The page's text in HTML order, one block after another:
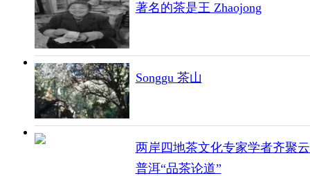
著名的茶是王 Zhaojong
Songgu 茶山
两岸四地茶文化专家学者齐聚
普洱“品茶论道”